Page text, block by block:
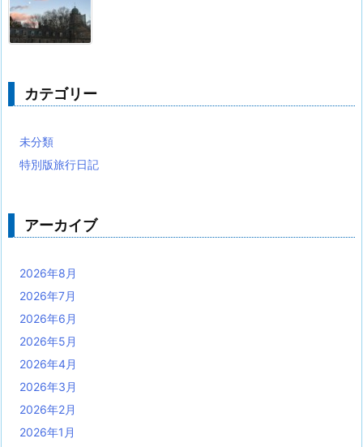
カテゴリー
未分類
特別版旅行日記
アーカイブ
2026年8月
2026年7月
2026年6月
2026年5月
2026年4月
2026年3月
2026年2月
2026年1月